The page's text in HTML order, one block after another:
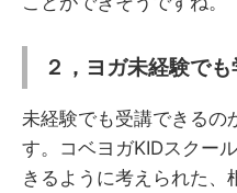
２，ヨガ未経験で
未経験でも受講できるの
す。コベヨガKIDスクー
きるように考えられた、